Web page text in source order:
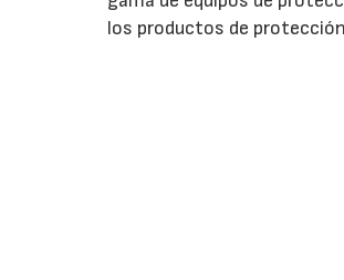
los productos de